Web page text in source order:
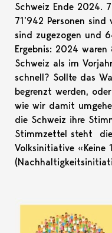
Schweiz Ende 2024.
71’942 Personen
sind zugezogen und
Ergebnis: 2024
Schweiz als im
schnell? Sollte das
begrenzt werden,
wie wir damit
die Schweiz ihre
Stimmzettel steht die
Volksinitiative «Keine